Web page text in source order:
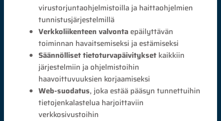
virustorjuntaohjelmistoilla ja haittaohjelmien
tunnistusjärjestelmillä
Verkkoliikenteen valvonta epäilyttävän
toiminnan havaitsemiseksi ja estämiseksi
Säännölliset tietoturvapäivitykset kaikkiin
järjestelmiin ja ohjelmistoihin
haavoittuvuuksien korjaamiseksi
Web-suodatus, joka estää pääsyn tunnettuihin
tietojenkalastelua harjoittaviin
verkkosivustoihin